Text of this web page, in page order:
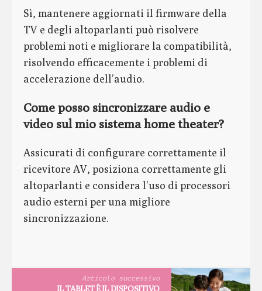
Sì, mantenere aggiornati il firmware della
TV e degli altoparlanti può risolvere
problemi noti e migliorare la compatibilità,
risolvendo efficacemente i problemi di
accelerazione dell’audio.
Come posso sincronizzare audio e
video sul mio sistema home theater?
Assicurati di configurare correttamente il
ricevitore AV, posiziona correttamente gli
altoparlanti e considera l’uso di processori
audio esterni per una migliore
sincronizzazione.
Articolo successivo
IL TABLET È IL DISPOSITIVO